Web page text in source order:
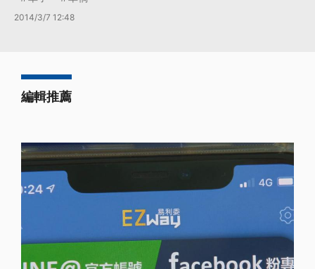
2014/3/7 12:48
編輯推薦